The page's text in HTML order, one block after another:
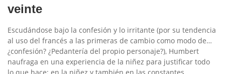
veinte
Escudándose bajo la confesión y lo irritante (por su tendencia
al uso del francés a las primeras de cambio como modo de…
¿confesión? ¿Pedantería del propio personaje?), Humbert
naufraga en una experiencia de la niñez para justificar todo